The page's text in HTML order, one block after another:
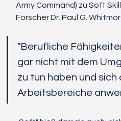
Army Command) zu Soft
Forscher Dr. Paul G.
"Berufliche
gar nicht mit dem
zu tun haben und sich
Arbeitsbereiche